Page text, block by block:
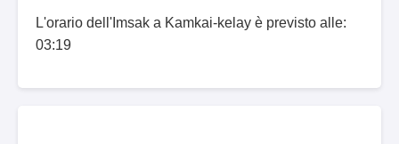
L'orario dell'Imsak a Kamkai-kelay è previsto alle:
03:19